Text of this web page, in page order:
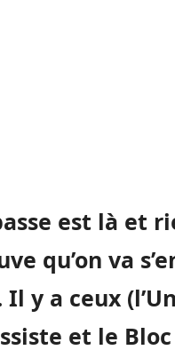
est là et
qu’on va
y a ceux
et le Bloc